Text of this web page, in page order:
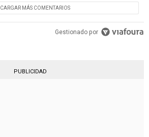
CARGAR MÁS COMENTARIOS
Gestionado por
PUBLICIDAD